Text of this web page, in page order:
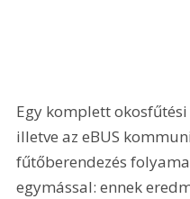
Egy komplett
illetve az eBUS
fűtőberendezés
egymással: ennek